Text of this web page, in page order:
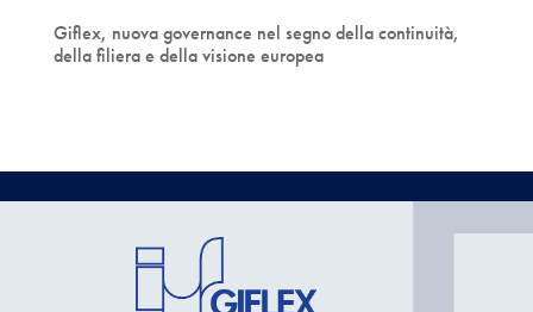
Giflex, nuova governance nel segno della continuità,
della filiera e della visione europea